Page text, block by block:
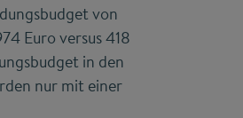
von
Euro versus 418
in den
nur mit einer